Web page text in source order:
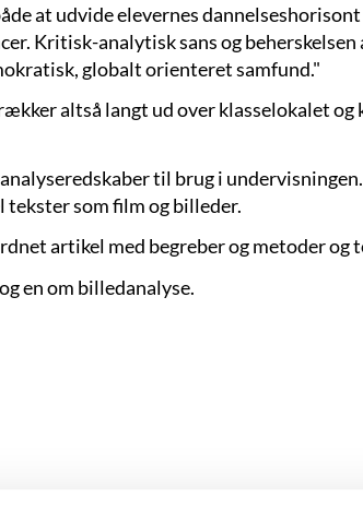
at udvide elevernes
Kritisk-analytisk sans og
globalt orienteret samfund."
altså langt ud over klasselokalet
til brug i
som film og billeder.
artikel med begreber og metoder
en om billedanalyse.